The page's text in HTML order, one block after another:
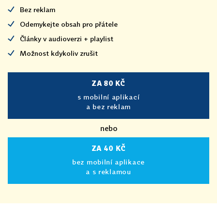
Bez reklam
Odemykejte obsah pro přátele
Články v audioverzi + playlist
Možnost kdykoliv zrušit
ZA 80 KČ
s mobilní aplikací
a bez reklam
nebo
ZA 40 KČ
bez mobilní aplikace
a s reklamou